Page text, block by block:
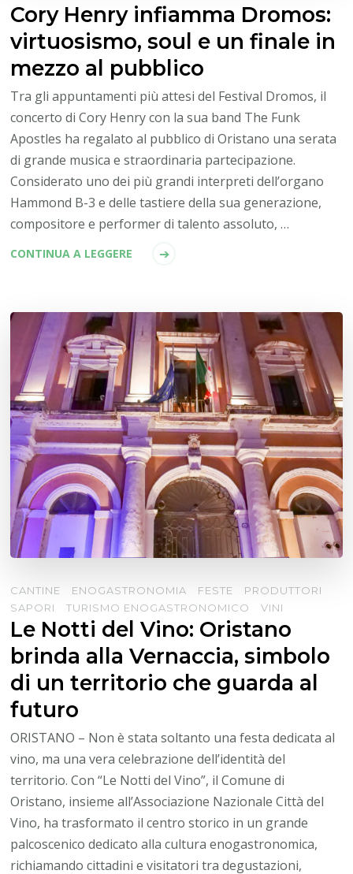
Cory Henry infiamma Dromos:
virtuosismo, soul e un finale in
mezzo al pubblico
Tra gli appuntamenti più attesi del Festival Dromos, il
concerto di Cory Henry con la sua band The Funk
Apostles ha regalato al pubblico di Oristano una serata
di grande musica e straordinaria partecipazione.
Considerato uno dei più grandi interpreti dell’organo
Hammond B-3 e delle tastiere della sua generazione,
compositore e performer di talento assoluto, …
CONTINUA A LEGGERE
CANTINE ENOGASTRONOMIA FESTE
PRODUTTORI
SAPORI
TURISMO ENOGASTRONOMICO VINI
Le Notti del Vino: Oristano
brinda alla Vernaccia, simbolo
di un territorio che guarda al
futuro
ORISTANO – Non è stata soltanto una festa dedicata al
vino, ma una vera celebrazione dell’identità del
territorio. Con “Le Notti del Vino”, il Comune di
Oristano, insieme all’Associazione Nazionale Città del
Vino, ha trasformato il centro storico in un grande
palcoscenico dedicato alla cultura enogastronomica,
richiamando cittadini e visitatori tra degustazioni,